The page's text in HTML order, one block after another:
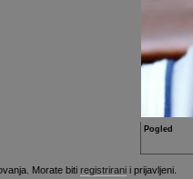
Pogled
Morate biti registrirani i prijavljeni.